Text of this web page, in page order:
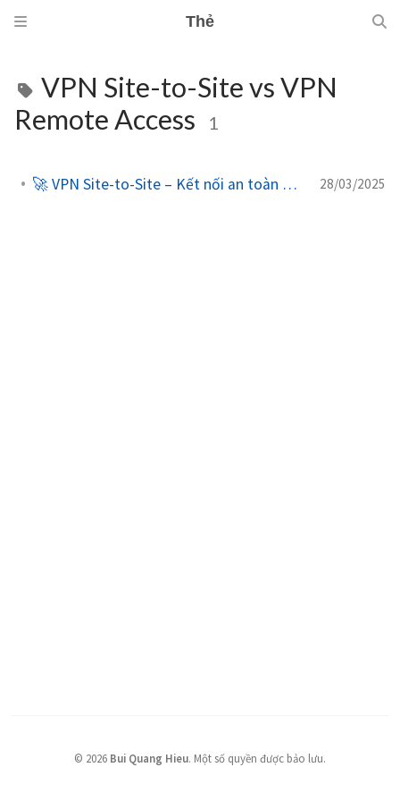
Thẻ
VPN Site-to-Site vs VPN
Remote Access
1
🚀 VPN Site-to-Site – Kết nối an toàn giữa các mạng 28/03/2025
© 2026 Bui Quang Hieu. Một số quyền được bảo lưu.